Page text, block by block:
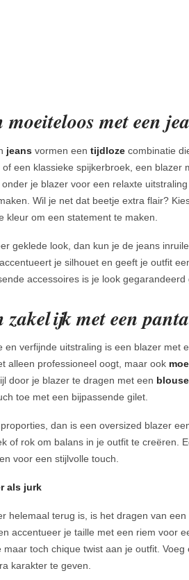
moeiteloos met een
jeans vormen een tijdloze combinatie
een klassieke spijkerbroek, een blazer
onder je blazer voor een relaxte
Wil je net dat beetje extra flair?
kleur om een statement te maken.
geklede look, dan kun je de jeans
je silhouet en geeft je outfit
accessoires is je look
zakelijk met een
en verfijnde uitstraling is een blazer met
alleen professioneel oogt, maar ook
door je blazer te dragen met een blouse
toe met een bijpassende gilet.
dan is een oversized blazer
of rok om balans in je outfit te creëren.
voor een stijlvolle touch.
als jurk
helemaal terug is, is het dragen van
accentueer je taille met een riem voor
maar toch chique twist aan je outfit. Voeg
karakter te geven.